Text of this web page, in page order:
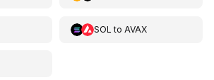
SOL to AVAX